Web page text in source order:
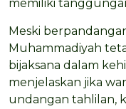
memiliki
Meski
Muhammadiyah
bijaksana dalam
menjelaskan jika
undangan tahlilan,